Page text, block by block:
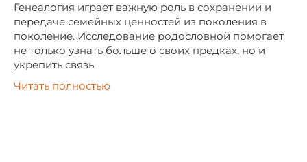
Генеалогия играет важную роль в сохранении и
передаче семейных ценностей из поколения в
поколение. Исследование родословной помогает
не только узнать больше о своих предках, но и
укрепить связь
Читать полностью